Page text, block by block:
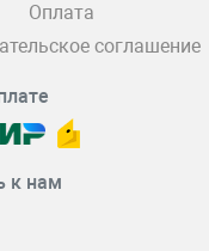
Оплата
соглашение
к нам